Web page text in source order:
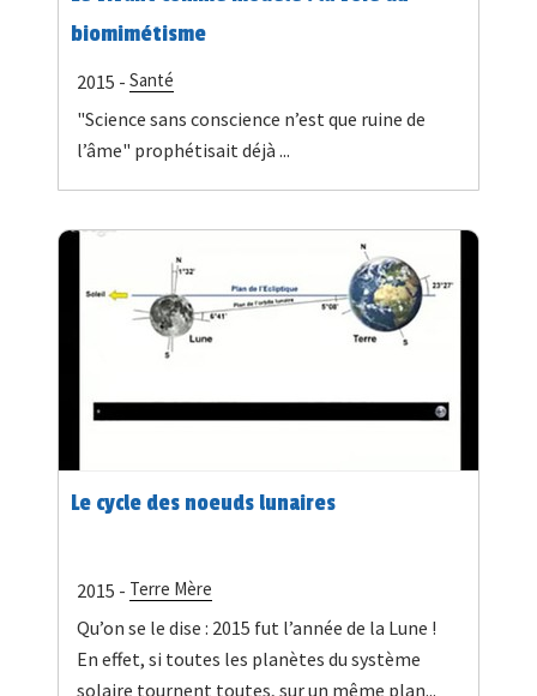
biomimétisme
2015 - Santé
"Science sans conscience n’est que ruine de
l’âme" prophétisait déjà ...
Le cycle des noeuds lunaires
2015 - Terre Mère
Qu’on se le dise : 2015 fut l’année de la Lune !
En effet, si toutes les planètes du système
solaire tournent toutes, sur un même plan...